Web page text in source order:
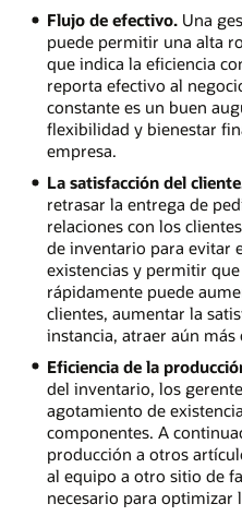
Flujo de efectivo.Una
puede permitir una alta
que indica la eficiencia
reporta efectivo al
constante es un buen
flexibilidad y bienestar
empresa.
La satisfacción del
retrasar la entrega de
relaciones con los
de inventario para evitar
existencias y permitir
rápidamente puede
clientes, aumentar la
instancia, atraer aún más
Eficiencia de la
del inventario, los
agotamiento de
componentes. A
producción a otros
al equipo a otro sitio de
necesario para optimizar